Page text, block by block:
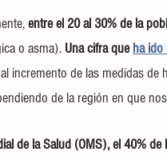
entre el 20 al 30% de la
o asma). Una cifra que ha ido
incremento de las medidas
de la región en que
de la Salud (OMS), el 40%